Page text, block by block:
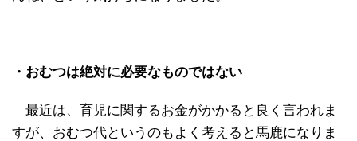
・おむつは絶対に必要なものではない
最近は、育児に関するお金がかかると良く言われま
すが、おむつ代というのもよく考えると馬鹿になりま